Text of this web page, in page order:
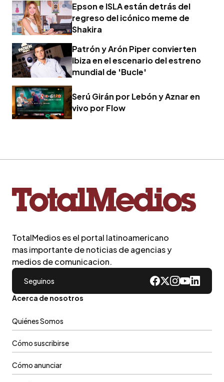
Epson e ISLA están detrás del
regreso del icónico meme de
Shakira
Patrón y Arón Piper convierten
Ibiza en el escenario del estreno
mundial de 'Bucle'
Serú Girán por Lebón y Aznar en
vivo por Flow
TotalMedios es el portal latinoamericano
mas importante de noticias de agencias y
medios de comunicacion.
Seguinos
Acerca de nosotros
Quiénes Somos
Cómo suscribirse
Cómo anunciar